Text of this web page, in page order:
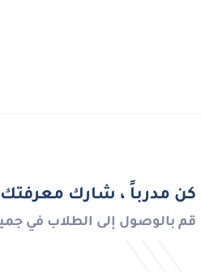
كن مدرباً ، شارك معرفتك
قم بالوصول إلى الطلاب في